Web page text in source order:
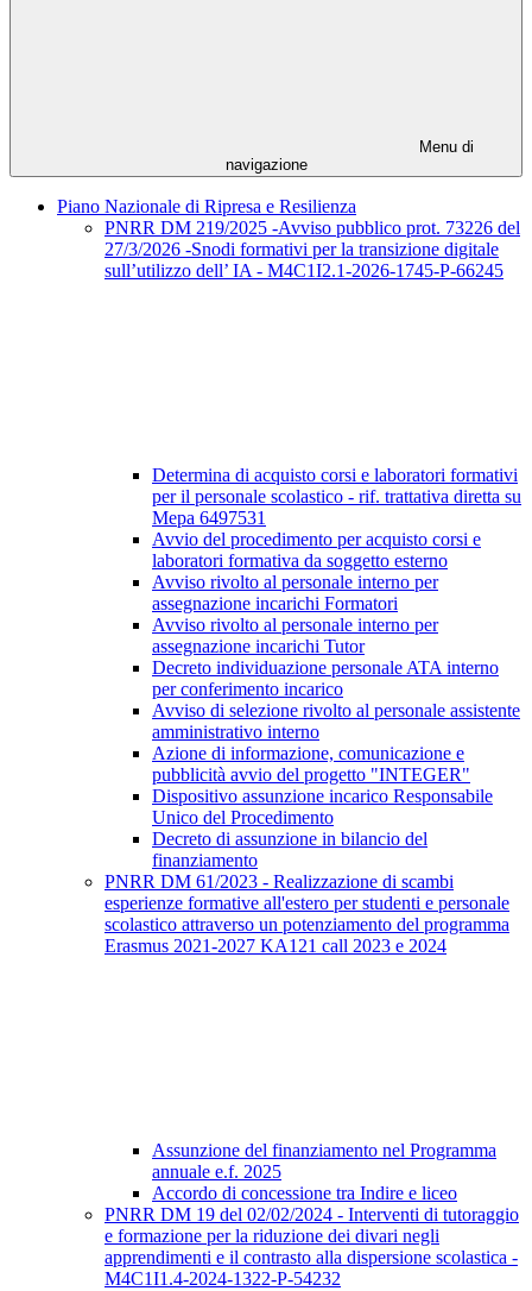
Menu di
navigazione
Piano Nazionale di Ripresa e Resilienza
PNRR DM 219/2025 -Avviso pubblico prot. 73226 del
27/3/2026 -Snodi formativi per la transizione digitale
sull’utilizzo dell’ IA - M4C1I2.1-2026-1745-P-66245
Determina di acquisto corsi e laboratori formativi
per il personale scolastico - rif. trattativa diretta su
Mepa 6497531
Avvio del procedimento per acquisto corsi e
laboratori formativa da soggetto esterno
Avviso rivolto al personale interno per
assegnazione incarichi Formatori
Avviso rivolto al personale interno per
assegnazione incarichi Tutor
Decreto individuazione personale ATA interno
per conferimento incarico
Avviso di selezione rivolto al personale assistente
amministrativo interno
Azione di informazione, comunicazione e
pubblicità avvio del progetto "INTEGER"
Dispositivo assunzione incarico Responsabile
Unico del Procedimento
Decreto di assunzione in bilancio del
finanziamento
PNRR DM 61/2023 - Realizzazione di scambi
esperienze formative all'estero per studenti e personale
scolastico attraverso un potenziamento del programma
Erasmus 2021-2027 KA121 call 2023 e 2024
Assunzione del finanziamento nel Programma
annuale e.f. 2025
Accordo di concessione tra Indire e liceo
PNRR DM 19 del 02/02/2024 - Interventi di tutoraggio
e formazione per la riduzione dei divari negli
apprendimenti e il contrasto alla dispersione scolastica -
M4C1I1.4-2024-1322-P-54232